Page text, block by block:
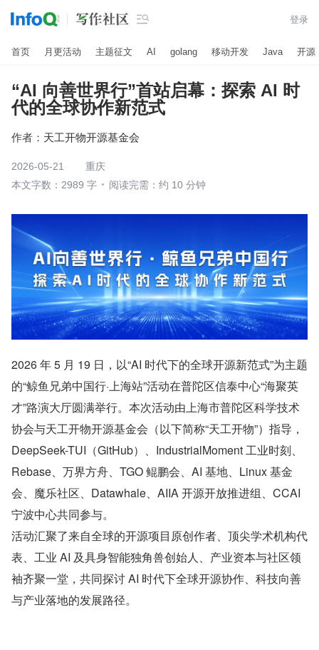
 登录
首页 月更活动 主题征文 AI golang 移动开发 Java 开源
“AI 向善世界行”首站启幕：探索 AI 时
代的全球协作新范式
作者： 天工开物开源基金会
2026-05-21
重庆
本文字数：2989 字
阅读完需：约 10 分钟
2026 年 5 月 19 日，以“AI 时代下的全球开源新范式”为主题
的“鲸鱼兄弟中国行·上海站”活动在普陀区信泰中心“海聚英
才”路演大厅圆满举行。本次活动由上海市普陀区科学技术
协会与天工开物开源基金会（以下简称“天工开物”）指导，
DeepSeek-TUI（GitHub）、IndustrialMoment 工业时刻、
Rebase、万界方舟、TGO 鲲鹏会、AI 基地、Linux 基金
会、魔乐社区、Datawhale、AIIA 开源开放推进组、CCAI
宁波中心共同参与。
活动汇聚了来自全球的开源项目原创作者、顶尖学术机构代
表、工业 AI 及具身智能独角兽创始人、产业资本与社区领
袖齐聚一堂，共同探讨 AI 时代下全球开源协作、科技向善
与产业落地的发展路径。